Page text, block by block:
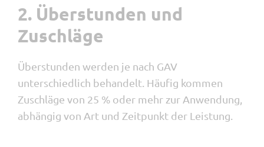
2. Überstunden und
Zuschläge
Überstunden werden je nach GAV
unterschiedlich behandelt. Häufig kommen
Zuschläge von 25 % oder mehr zur Anwendung,
abhängig von Art und Zeitpunkt der Leistung.